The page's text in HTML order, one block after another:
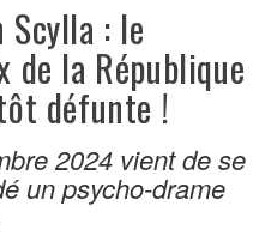
Scylla : le
de la République
défunte !
2024 vient de se
un psycho-drame